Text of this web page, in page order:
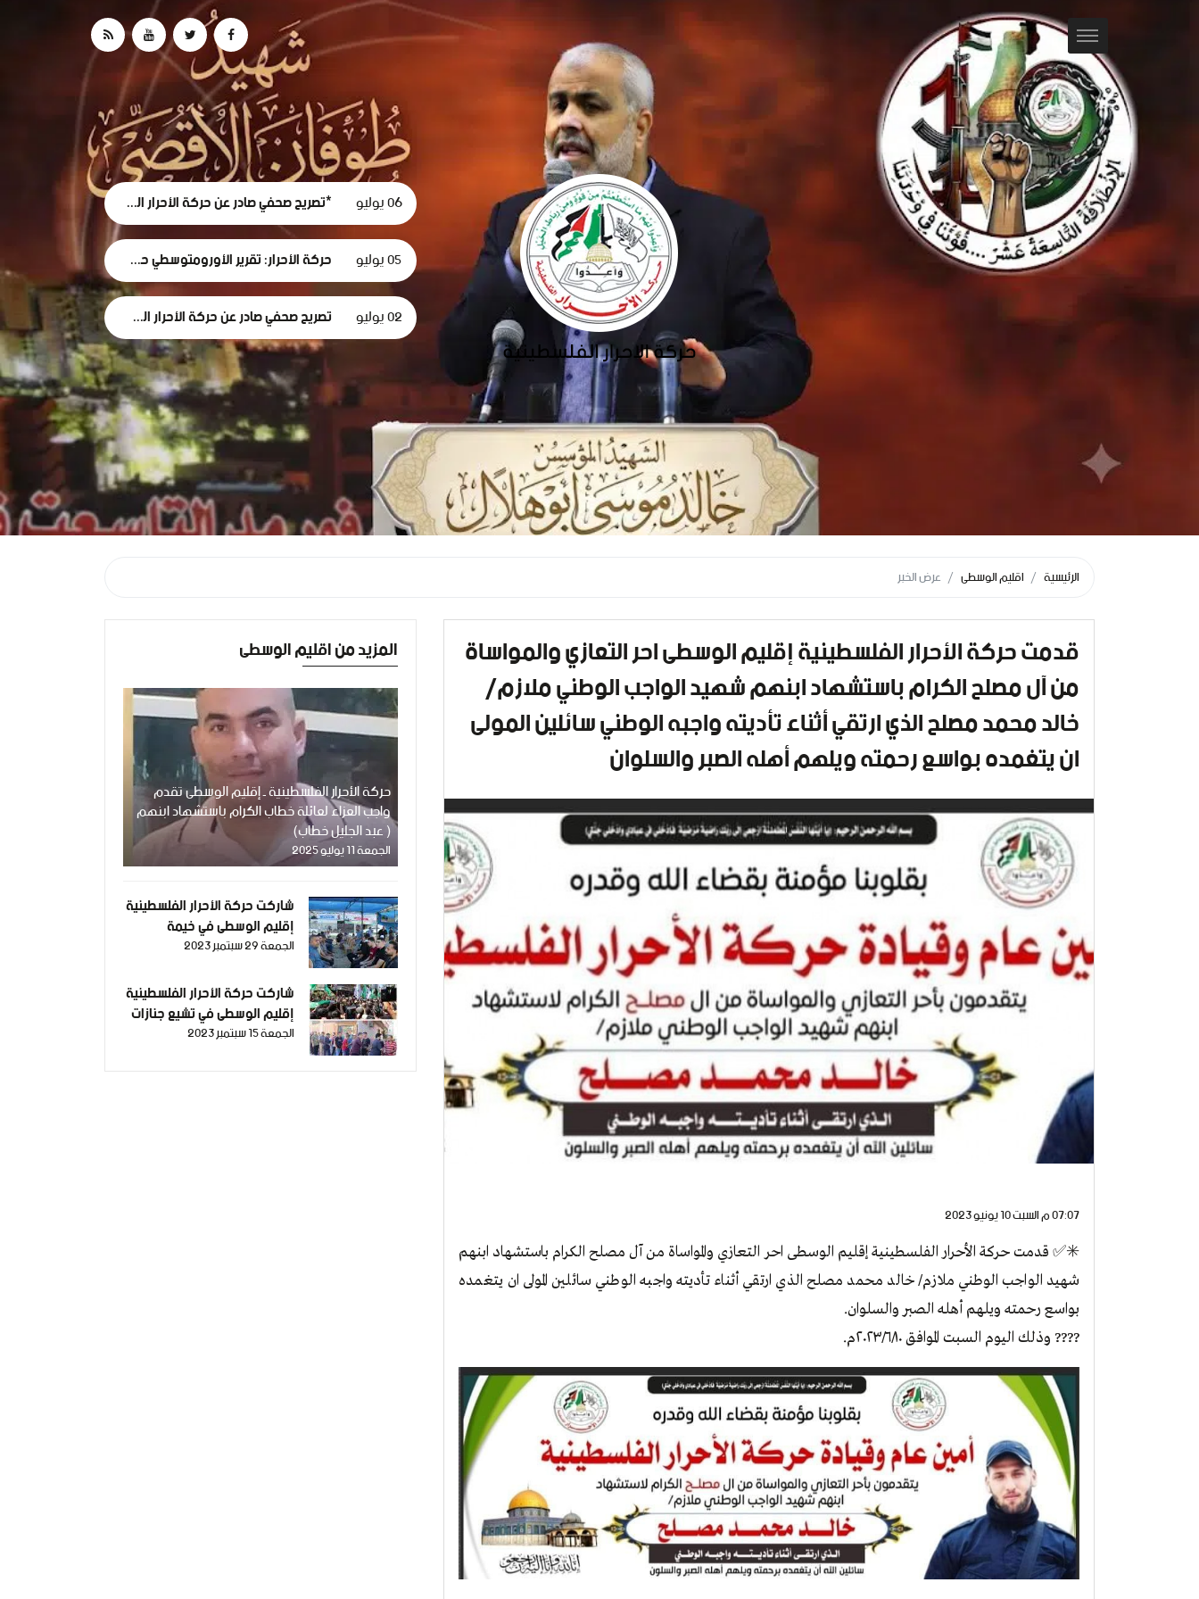
06 يوليو *تصريح صحفي صادر عن حركة الأحرار الفلسطينية حول استقالة لجنة الطوارئ في غزة
05 يوليو حركة الأحرار: تقرير الأورومتوسطي حول استهداف الرموز الطبية في سجون الاحتلال وثيقة إدانة وجريمة حرب موصوفة
02 يوليو تصريح صحفي صادر عن حركة الأحرار الفلسطينية بمناسبة مرور 1000 يومٍ من حرب الإبادة... وفظاعة جرائم الاحتلال في قطاع غزة*
الرئيسية اقليم الوسطى عرض الخبر
قدمت حركة الأحرار الفلسطينية إقليم الوسطى احر التعازي والمواساة
من آل مصلح الكرام باستشهاد ابنهم شهيد الواجب الوطني ملازم/
خالد محمد مصلح الذي ارتقي أثناء تأديته واجبه الوطني سائلين المولى
ان يتغمده بواسع رحمته ويلهم أهله الصبر والسلوان
07:07 م السبت 10 يونيو 2023
✳️✅ قدمت حركة الأحرار الفلسطينية إقليم الوسطى احر التعازي والمواساة من آل مصلح الكرام باستشهاد ابنهم
شهيد الواجب الوطني ملازم/ خالد محمد مصلح الذي ارتقي أثناء تأديته واجبه الوطني سائلين المولى ان يتغمده
بواسع رحمته ويلهم أهله الصبر والسلوان.
???? وذلك اليوم السبت الموافق ٢٠٢٣/٦/١٠م.
المزيد من اقليم الوسطى
حركة الأحرار الفلسطينية ـ إقليم الوسطى تقدم
واجب العزاء لعائلة خطاب الكرام باستشهاد ابنهم
( عبد الجليل خطاب)
الجمعة 11 يوليو 2025
شاركت حركة الأحرار الفلسطينية
إقليم الوسطى في خيمة
استقبال الأسير المحرر مفيد
بمناسبة خروجه من سجون
الظلم الصهيونية بعد اعتقال
دام خمسة سنوات ونصف
الجمعة 29 سبتمبر 2023
شاركت حركة الأحرار الفلسطينية
إقليم الوسطى في تشيع جنازات
وبيوت عزاء الشهيدين "عبد
الجمعة 15 سبتمبر 2023